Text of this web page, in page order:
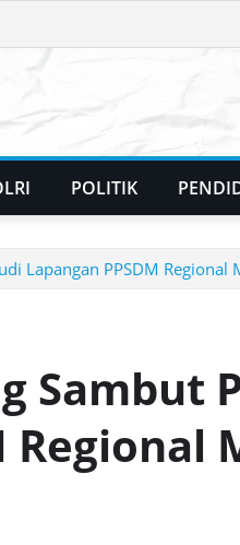
POLITIK
Lapangan PPSDM Regional
Sambut
Regional